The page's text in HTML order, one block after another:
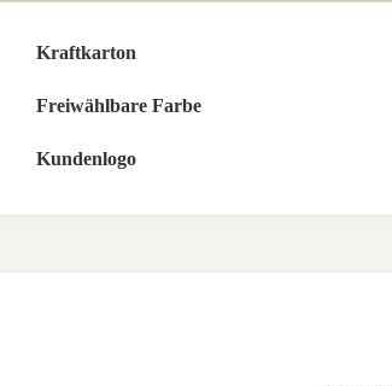
Kraftkarton
Freiwählbare Farbe
Kundenlogo